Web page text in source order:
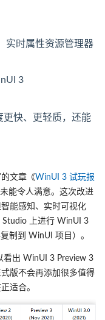
实时属性资源管理器
3
更快、更轻质，还能
文章《WinUI 3 试玩报
能令人满意。这次改进
能感知、实时可视化
Studio 上进行 WinUI 3
制到 WinUI 项目）。
看出 WinUI 3 Preview 3
版不会再添加很多值得
适合。